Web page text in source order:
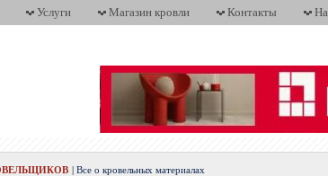
Услуги Магазин кровли Контакты
|Все о кровельных материалах